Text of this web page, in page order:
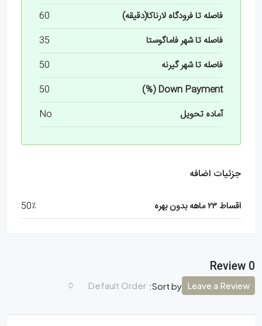
فاصله تا فرودگاه لارناکا(دقیقه)
60
فاصله تا شهر فاماگوستا
35
فاصله تا شهر گیرنه
50
Down Payment (%)
50
آماده تحویل
No
جزئیات اضافه
اقساط ۲۳ ماهه بدون بهره 50٪
0 Review
Sort by:
Default Order Leave a Review